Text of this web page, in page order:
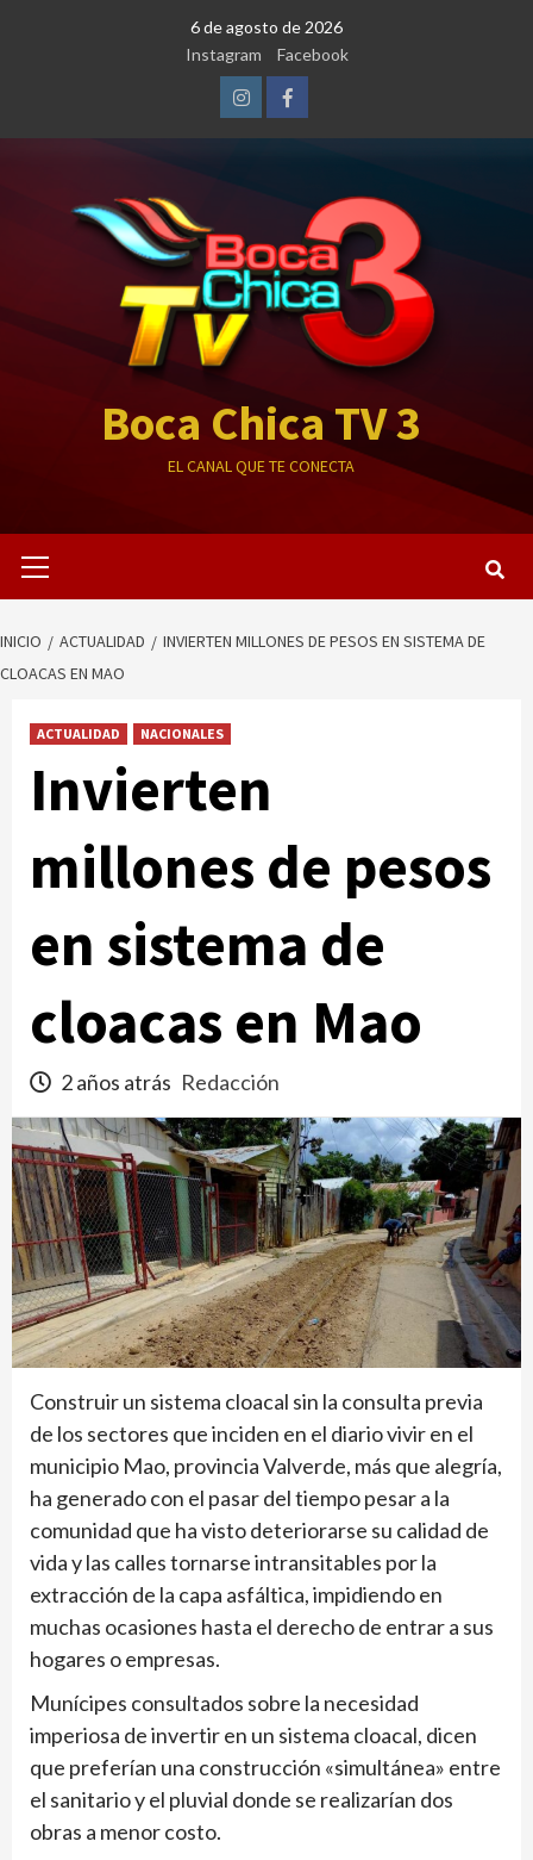
6 de agosto de 2026
Instagram
Facebook
InstagramFacebook
Boca Chica TV 3
EL CANAL QUE TE CONECTA
primario
INICIO ACTUALIDAD
INVIERTEN MILLONES DE PESOS EN SISTEMA DE
CLOACAS EN MAO
ACTUALIDAD NACIONALES
Invierten
millones de pesos
en sistema de
cloacas en Mao
2 años atrás Redacción
Construir un sistema cloacal sin la consulta previa
de los sectores que inciden en el diario vivir en el
municipio Mao, provincia Valverde, más que alegría,
ha generado con el pasar del tiempo pesar a la
comunidad que ha visto deteriorarse su calidad de
vida y las calles tornarse intransitables por la
extracción de la capa asfáltica, impidiendo en
muchas ocasiones hasta el derecho de entrar a sus
hogares o empresas.
Munícipes consultados sobre la necesidad
imperiosa de invertir en un sistema cloacal, dicen
que preferían una construcción «simultánea» entre
el sanitario y el pluvial donde se realizarían dos
obras a menor costo.